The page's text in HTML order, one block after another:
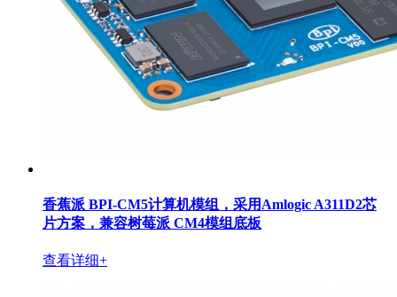
香蕉派 BPI-CM5计算机模组，采用Amlogic A311D2芯
片方案，兼容树莓派 CM4模组底板
查看详细+